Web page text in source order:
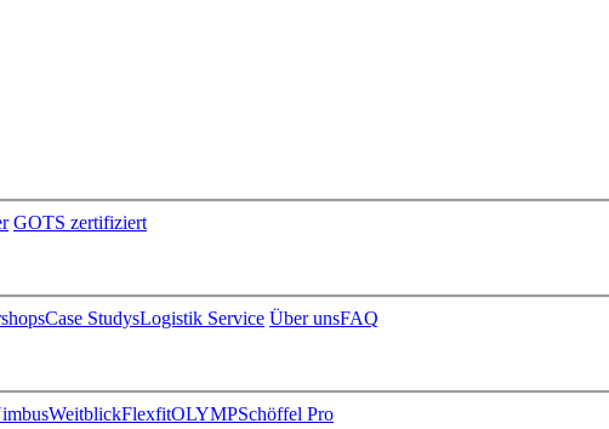
GOTS zertifiziert
Case StudysLogistik Service Über unsFAQ
WeitblickFlexfitOLYMPSchöffel Pro